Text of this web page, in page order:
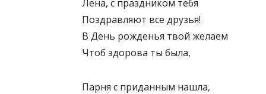
Лена, с праздником тебя
Поздравляют все друзья!
В День рожденья твой желаем
Чтоб здорова ты была,
Парня с приданным нашла,